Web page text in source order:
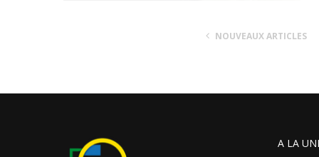
NOUVEAUX ARTICLES
A LA